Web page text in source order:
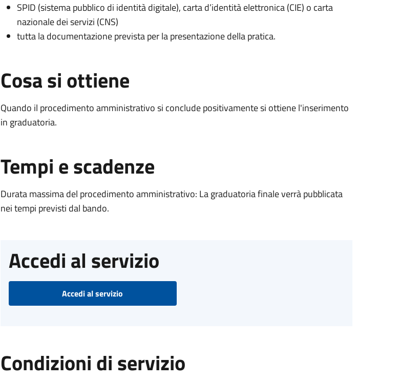
SPID (sistema pubblico di identità digitale), carta d’identità elettronica (CIE) o carta
nazionale dei servizi (CNS)
tutta la documentazione prevista per la presentazione della pratica.
Cosa si ottiene
Quando il procedimento amministrativo si conclude positivamente si ottiene l'inserimento
in graduatoria.
Tempi e scadenze
Durata massima del procedimento amministrativo: La graduatoria finale verrà pubblicata
nei tempi previsti dal bando.
Accedi al servizio
Accedi al servizio
Condizioni di servizio